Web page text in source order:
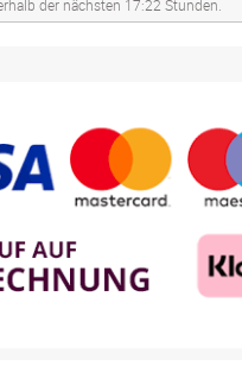
der nächsten 17:22 Stunden.